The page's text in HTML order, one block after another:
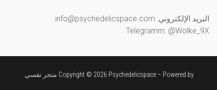
البريد الإلكتروني: info@psychedelicspace.com
Telegramm: @Wolke_9X
Copyright © 2026 Psychedelicspace – Powered by متجر نفسي.